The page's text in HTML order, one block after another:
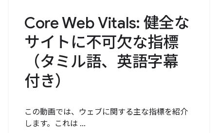
Core Web Vitals: 健全な
サイトに不可欠な指標
（タミル語、英語字幕
付き）
この動画では、ウェブに関する主な指標を紹介
します。これは ...